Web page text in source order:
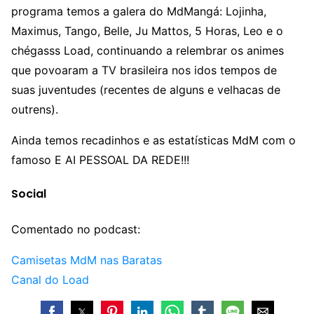
programa temos a galera do MdMangá: Lojinha,
Maximus, Tango, Belle, Ju Mattos, 5 Horas, Leo e o
chégasss Load, continuando a relembrar os animes
que povoaram a TV brasileira nos idos tempos de
suas juventudes (recentes de alguns e velhacas de
outrens).
Ainda temos recadinhos e as estatísticas MdM com o
famoso E AI PESSOAL DA REDE!!!
Social
Comentado no podcast:
Camisetas MdM nas Baratas
Canal do Load